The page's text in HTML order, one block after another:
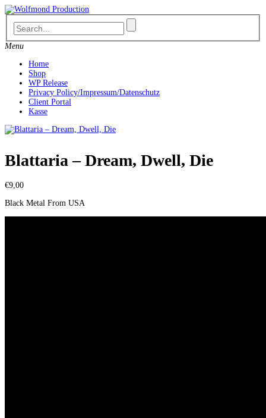
Skip
to
content
Menu
Home
Shop
WP Release
Privacy Policy/Impressum/Datenschutz
Client Portal
Kasse
Blattaria ‎– Dream, Dwell, Die
€9,00
Black Metal From USA